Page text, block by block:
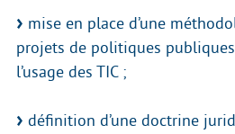
mise en place d’une
projets de politiques
l’usage des TIC ;
définition d’une doctrine